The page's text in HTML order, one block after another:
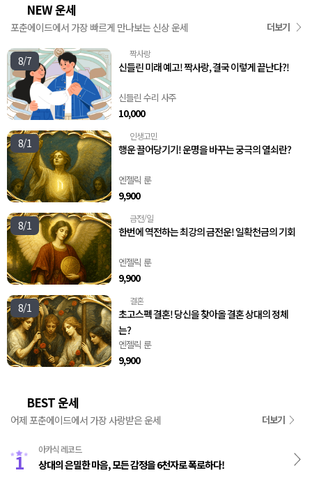
NEW 운세
포춘에이드에서 가장 빠르게 만나보는 신상 운세 더보기
8/7
짝사랑
신들린 미래 예고! 짝사랑, 결국 이렇게 끝난다?!
신들린 수리 사주
10,000
8/1
인생고민
행운 끌어당기기! 운명을 바꾸는 궁극의 열쇠란?
엔젤릭 룬
9,900
8/1
금전/일
한번에 역전하는 최강의 금전운! 일확천금의 기회
엔젤릭 룬
9,900
8/1
결혼
초고스펙 결혼! 당신을 찾아올 결혼 상대의 정체
는?
엔젤릭 룬
9,900
BEST 운세
어제 포춘에이드에서 가장 사랑받은 운세 더보기
1
아카식 레코드
상대의 은밀한 마음, 모든 감정을 6천자로 폭로하다!